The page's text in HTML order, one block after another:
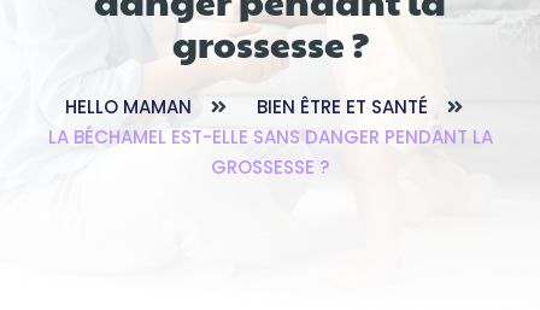
grossesse ?
HELLO MAMAN
BIEN ÊTRE ET SANTÉ
LA BÉCHAMEL EST-ELLE SANS DANGER PENDANT LA
GROSSESSE ?